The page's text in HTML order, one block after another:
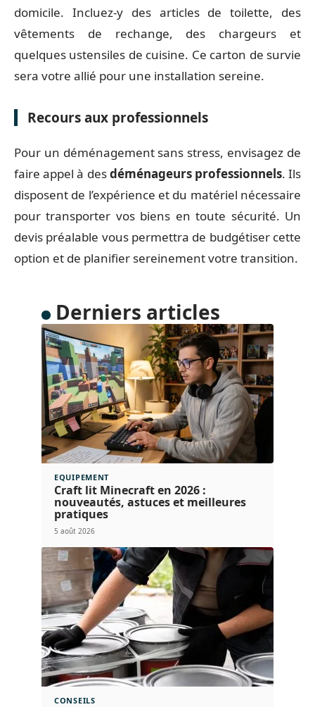
domicile. Incluez-y des articles de toilette, des
vêtements de rechange, des chargeurs et
quelques ustensiles de cuisine. Ce carton de survie
sera votre allié pour une installation sereine.
Recours aux professionnels
Pour un déménagement sans stress, envisagez de
faire appel à desdéménageurs professionnels. Ils
disposent de l’expérience et du matériel nécessaire
pour transporter vos biens en toute sécurité. Un
devis préalable vous permettra de budgétiser cette
option et de planifier sereinement votre transition.
Derniers articles
EQUIPEMENT
Craft lit Minecraft en 2026 :
nouveautés, astuces et meilleures
pratiques
5 août 2026
CONSEILS